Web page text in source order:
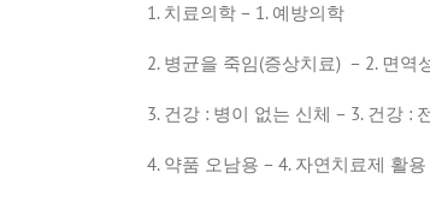
1. 치료의학 – 1. 예방의학
2. 병균을 죽임(증상치료) – 2. 면역
3. 건강 : 병이 없는 신체 – 3. 건강 :
4. 약품 오남용 – 4. 자연치료제 활용